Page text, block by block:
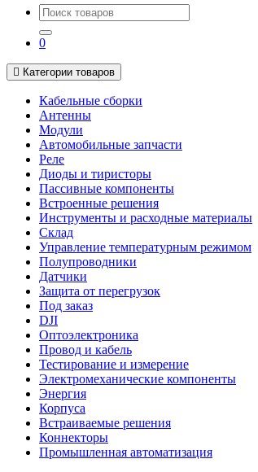
0
Категории товаров
Кабельные сборки
Антенны
Модули
Автомобильные запчасти
Реле
Диоды и тиристоры
Пассивные компоненты
Встроенные решения
Инструменты и расходные материалы
Склад
Управление температурным режимом
Полупроводники
Датчики
Защита от перегрузок
Под заказ
DJI
Оптоэлектроника
Провод и кабель
Тестирование и измерение
Электромеханические компоненты
Энергия
Корпуса
Встраиваемые решения
Коннекторы
Промышленная автоматизация